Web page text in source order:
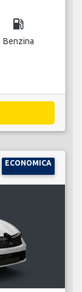
local_gas_station
Benzina
ECONOMICA